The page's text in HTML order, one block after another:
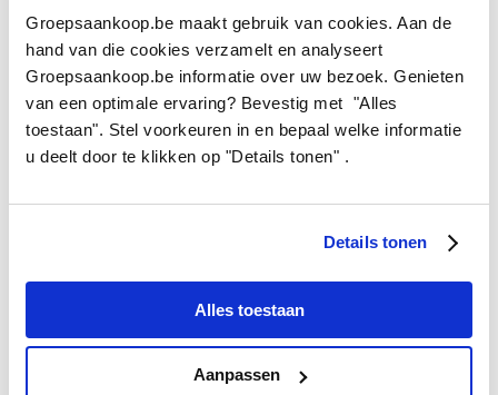
Groepsaankoop.be maakt gebruik van cookies. Aan de
hand van die cookies verzamelt en analyseert
Groepsaankoop.be informatie over uw bezoek. Genieten
van een optimale ervaring? Bevestig met "Alles
toestaan". Stel voorkeuren in en bepaal welke informatie
u deelt door te klikken op "Details tonen" .
Details tonen
Alles toestaan
Aanpassen
HOME
HOE WERKT HET
LOPENDE ACTIES
FAQ
CONTACT